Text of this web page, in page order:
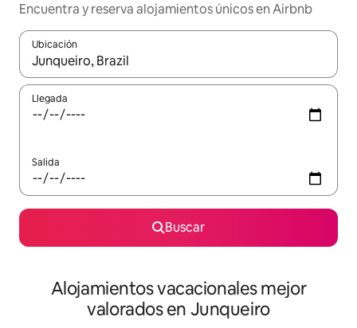
Encuentra y reserva alojamientos únicos en Airbnb
Ubicación
Cuando los resultados estén disponibles, navega con las
Llegada
Salida
Buscar
Alojamientos vacacionales mejor
valorados en Junqueiro